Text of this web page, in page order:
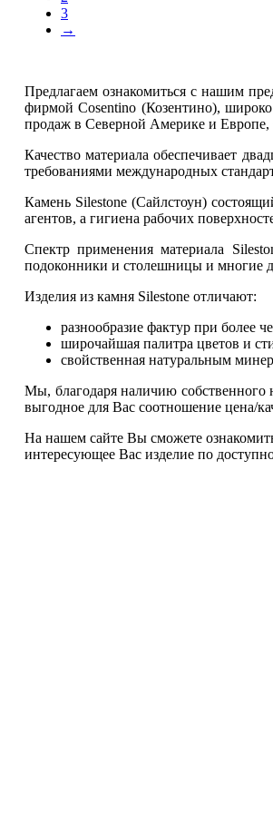
3
→
Предлагаем ознакомиться с нашим
фирмой Cosentino (Козентино),
продаж в Северной Америке и Европе,
Качество материала обеспечивает
требованиями международных
Камень Silestone (Сайлстоун)
агентов, а гигиена рабочих
Спектр применения материала
подоконники и столешницы и многие
Изделия из камня Silestone отличают:
разнообразие фактур при более
широчайшая палитра цветов и
свойственная натуральным
Мы, благодаря наличию собственного
выгодное для Вас соотношение цена/
На нашем сайте Вы сможете
интересующее Вас изделие по